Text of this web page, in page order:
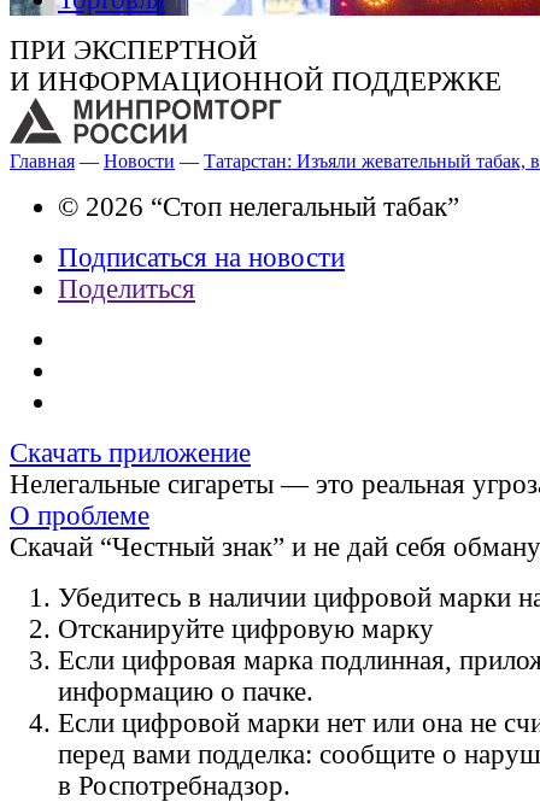
ПРИ ЭКСПЕРТНОЙ
И ИНФОРМАЦИОННОЙ ПОДДЕРЖКЕ
Главная — Новости — Татарстан: Изъяли жевательный
© 2026 “Стоп нелегальный табак”
Подписаться на новости
Поделиться
Скачать приложение
Нелегальные сигареты — это реальная
О проблеме
Скачай “Честный знак” и не дай себя
Убедитесь в наличии цифровой марки
Отсканируйте цифровую марку
Если цифровая марка подлинная,
информацию о пачке.
Если цифровой марки нет или она не
перед вами подделка: сообщите о
в Роспотребнадзор.